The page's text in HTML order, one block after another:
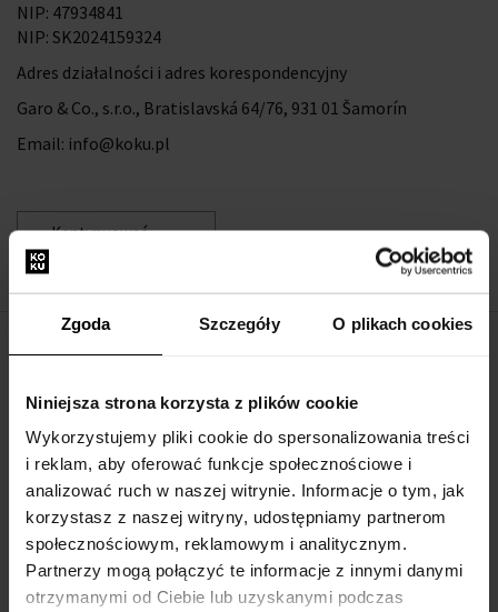
Zgoda Szczegóły O plikach cookies
Niniejsza strona korzysta z plików cookie
Wykorzystujemy pliki cookie do spersonalizowania treści
i reklam, aby oferować funkcje społecznościowe i
analizować ruch w naszej witrynie. Informacje o tym, jak
korzystasz z naszej witryny, udostępniamy partnerom
społecznościowym, reklamowym i analitycznym.
Partnerzy mogą połączyć te informacje z innymi danymi
otrzymanymi od Ciebie lub uzyskanymi podczas
NIP: 47934841
NIP: SK2024159324
Adres działalności i adres korespondencyjny
Garo & Co., s.r.o., Bratislavská 64/76, 931 01 Šamorín
Email: info@koku.pl
Kontynuować
Formularz kontaktowy
Kontakt
WSZYSTKO O ZAKUPIE
Program lojalnościowy